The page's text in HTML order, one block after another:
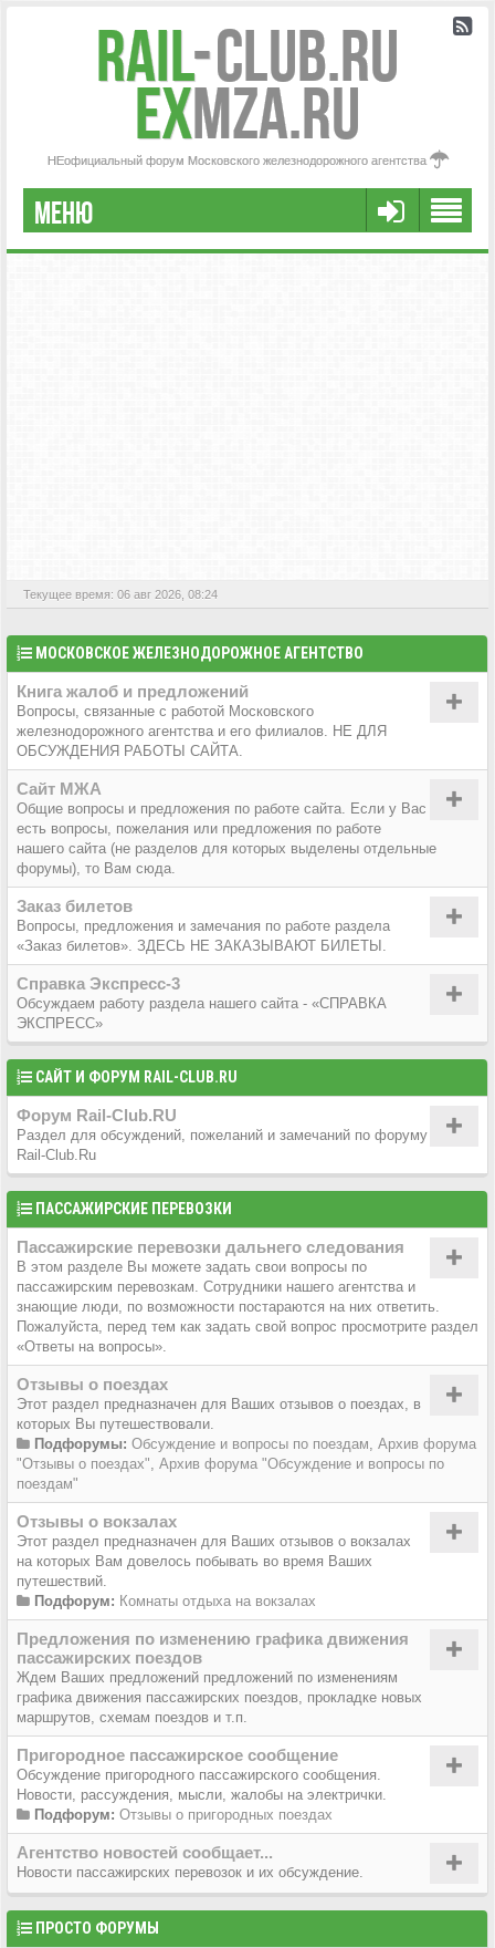
Rail-Club.RU
exMZA.RU
НЕофициальный форум Московского железнодорожного агентства
МЕНЮ
РЕГИСТРАЦИЯ
Текущее время: 06 авг 2026, 08:24
МОСКОВСКОЕ ЖЕЛЕЗНОДОРОЖНОЕ АГЕНТСТВО
Книга жалоб и предложений
Вопросы, связанные с работой Московского
железнодорожного агентства и его филиалов. НЕ ДЛЯ
ОБСУЖДЕНИЯ РАБОТЫ САЙТА.
Сайт МЖА
Общие вопросы и предложения по работе сайта. Если у Вас
есть вопросы, пожелания или предложения по работе
нашего сайта (не разделов для которых выделены отдельные
форумы), то Вам сюда.
Заказ билетов
Вопросы, предложения и замечания по работе раздела
«Заказ билетов». ЗДЕСЬ НЕ ЗАКАЗЫВАЮТ БИЛЕТЫ.
Справка Экспресс-3
Обсуждаем работу раздела нашего сайта - «СПРАВКА
ЭКСПРЕСС»
САЙТ И ФОРУМ RAIL-CLUB.RU
Форум Rail-Club.RU
Раздел для обсуждений, пожеланий и замечаний по форуму
Rail-Club.Ru
ПАССАЖИРСКИЕ ПЕРЕВОЗКИ
Пассажирские перевозки дальнего следования
В этом разделе Вы можете задать свои вопросы по
пассажирским перевозкам. Сотрудники нашего агентства и
знающие люди, по возможности постараются на них ответить.
Пожалуйста, перед тем как задать свой вопрос просмотрите раздел
«Ответы на вопросы».
Отзывы о поездах
Этот раздел предназначен для Ваших отзывов о поездах, в
которых Вы путешествовали.
Подфорумы: Обсуждение и вопросы по поездам Архив форума
"Отзывы о поездах" Архив форума "Обсуждение и вопросы по
поездам"
Отзывы о вокзалах
Этот раздел предназначен для Ваших отзывов о вокзалах
на которых Вам довелось побывать во время Ваших
путешествий.
Подфорум: Комнаты отдыха на вокзалах
Предложения по изменению графика движения
пассажирских поездов
Ждем Ваших предложений предложений по изменениям
графика движения пассажирских поездов, прокладке новых
маршрутов, схемам поездов и т.п.
Пригородное пассажирское сообщение
Обсуждение пригородного пассажирского сообщения.
Новости, рассуждения, мысли, жалобы на электрички.
Подфорум: Отзывы о пригородных поездах
Агентство новостей сообщает...
Новости пассажирских перевозок и их обсуждение.
ПРОСТО ФОРУМЫ